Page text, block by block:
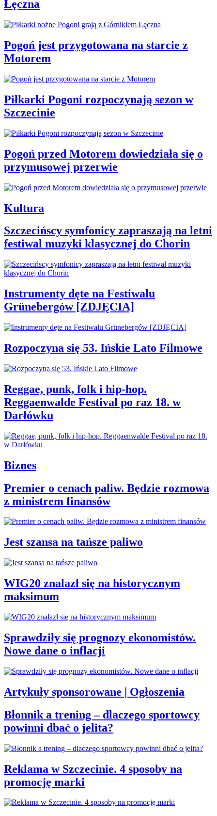
Łęczna
Pogoń jest przygotowana na starcie z
Motorem
Piłkarki Pogoni rozpoczynają sezon w
Szczecinie
Pogoń przed Motorem dowiedziała się o
przymusowej przerwie
Kultura
Szczecińscy symfonicy zapraszają na letni
festiwal muzyki klasycznej do Chorin
Instrumenty dęte na Festiwalu
Grünebergów [ZDJĘCIA]
Rozpoczyna się 53. Ińskie Lato Filmowe
Reggae, punk, folk i hip-hop.
Reggaenwalde Festival po raz 18. w
Darłówku
Biznes
Premier o cenach paliw. Będzie rozmowa
z ministrem finansów
Jest szansa na tańsze paliwo
WIG20 znalazł się na historycznym
maksimum
Sprawdziły się prognozy ekonomistów.
Nowe dane o inflacji
Artykuły sponsorowane | Ogłoszenia
Błonnik a trening – dlaczego sportowcy
powinni dbać o jelita?
Reklama w Szczecinie. 4 sposoby na
promocję marki